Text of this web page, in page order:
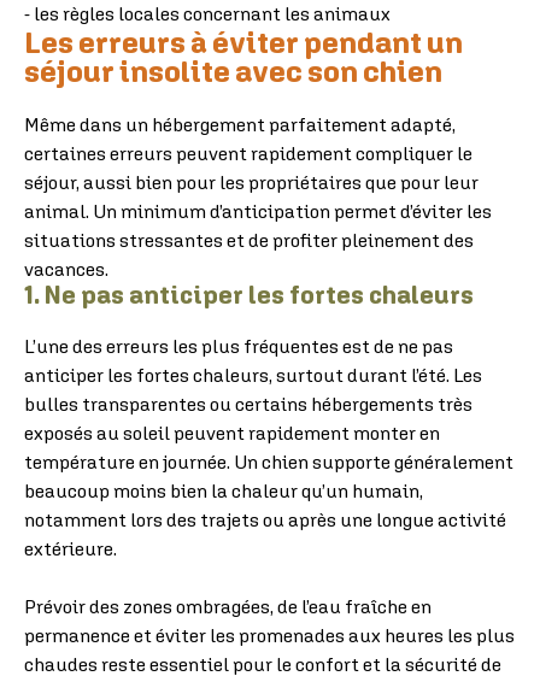
- les règles locales concernant les animaux
Les erreurs à éviter pendant un
séjour insolite avec son chien
Même dans un hébergement parfaitement adapté,
certaines erreurs peuvent rapidement compliquer le
séjour, aussi bien pour les propriétaires que pour leur
animal. Un minimum d’anticipation permet d’éviter les
situations stressantes et de profiter pleinement des
vacances.
1. Ne pas anticiper les fortes chaleurs
L’une des erreurs les plus fréquentes est de ne pas
anticiper les fortes chaleurs, surtout durant l’été. Les
bulles transparentes ou certains hébergements très
exposés au soleil peuvent rapidement monter en
température en journée. Un chien supporte généralement
beaucoup moins bien la chaleur qu’un humain,
notamment lors des trajets ou après une longue activité
extérieure.
Prévoir des zones ombragées, de l’eau fraîche en
permanence et éviter les promenades aux heures les plus
chaudes reste essentiel pour le confort et la sécurité de